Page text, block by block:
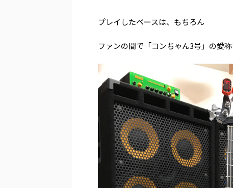
プレイしたベースは、もちろん
ファンの間で「コンちゃん3号」の愛